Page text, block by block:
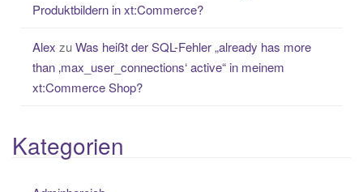
Produktbildern in xt:Commerce?
Alex zuWas heißt der SQL-Fehler „already has more
than ‚max_user_connections‘ active“ in meinem
xt:Commerce Shop?
Kategorien